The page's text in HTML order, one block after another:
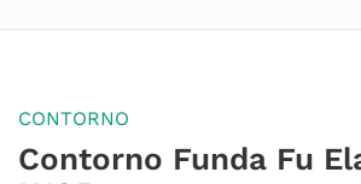
CONTORNO
Contorno Funda Fu